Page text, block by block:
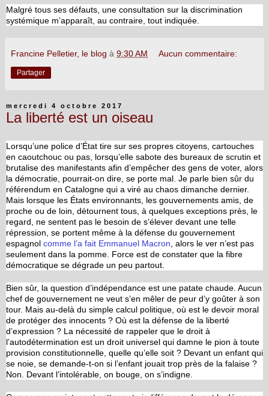
Malgré tous ses défauts, une consultation sur la discrimination
systémique m’apparaît, au contraire, tout indiquée.
Francine Pelletier, le blog à 9:30 AM Aucun commentaire:
Partager
mercredi 4 octobre 2017
La liberté est un oiseau
Lorsqu’une police d’État tire sur ses propres citoyens, cartouches
en caoutchouc ou pas, lorsqu’elle sabote des bureaux de scrutin et
brutalise des manifestants afin d’empêcher des gens de voter, alors
la démocratie, pourrait-on dire, se porte mal. Je parle bien sûr du
référendum en Catalogne qui a viré au chaos dimanche dernier.
Mais lorsque les États environnants, les gouvernements amis, de
proche ou de loin, détournent tous, à quelques exceptions près, le
regard, ne sentent pas le besoin de s’élever devant une telle
répression, se portent même à la défense du gouvernement
espagnol comme l’a fait Emmanuel Macron , alors le ver n’est pas
seulement dans la pomme. Force est de constater que la fibre
démocratique se dégrade un peu partout.
Bien sûr, la question d’indépendance est une patate chaude. Aucun
chef de gouvernement ne veut s’en mêler de peur d’y goûter à son
tour. Mais au-delà du simple calcul politique, où est le devoir moral
de protéger des innocents ? Où est la défense de la liberté
d’expression ? La nécessité de rappeler que le droit à
l’autodétermination est un droit universel qui damne le pion à toute
provision constitutionnelle, quelle qu’elle soit ? Devant un enfant qui
se noie, se demande-t-on si l’enfant jouait trop près de la falaise ?
Non. Devant l’intolérable, on bouge, on s’indigne.